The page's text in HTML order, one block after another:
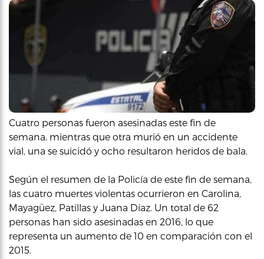
Cuatro personas fueron asesinadas este fin de
semana, mientras que otra murió en un accidente
vial, una se suicidó y ocho resultaron heridos de bala.
Según el resumen de la Policía de este fin de semana,
las cuatro muertes violentas ocurrieron en Carolina,
Mayagüez, Patillas y Juana Díaz. Un total de 62
personas han sido asesinadas en 2016, lo que
representa un aumento de 10 en comparación con el
2015.